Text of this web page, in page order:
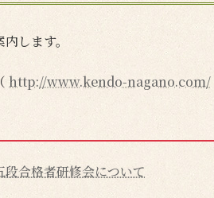
します。
http://www.kendo-nagano.com/
合格者研修会について